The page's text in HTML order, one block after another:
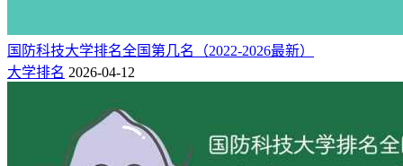
国防科技大学排名全国第几名（2022-2026最新）
大学排名 2026-04-12